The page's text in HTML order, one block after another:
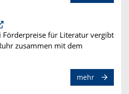
Förderpreise für Literatur vergibt
zusammen mit dem
mehr